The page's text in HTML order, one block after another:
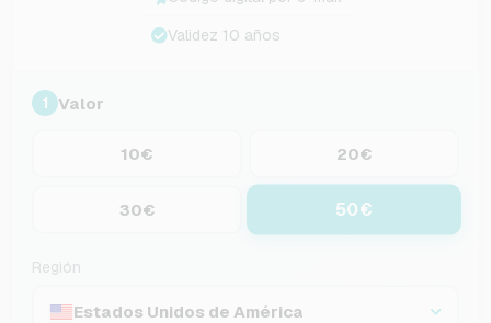
Validez 10 años
1 Valor
10€ 20€
30€ 50€
Región
Estados Unidos de América